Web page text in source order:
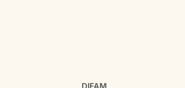
DIFAM